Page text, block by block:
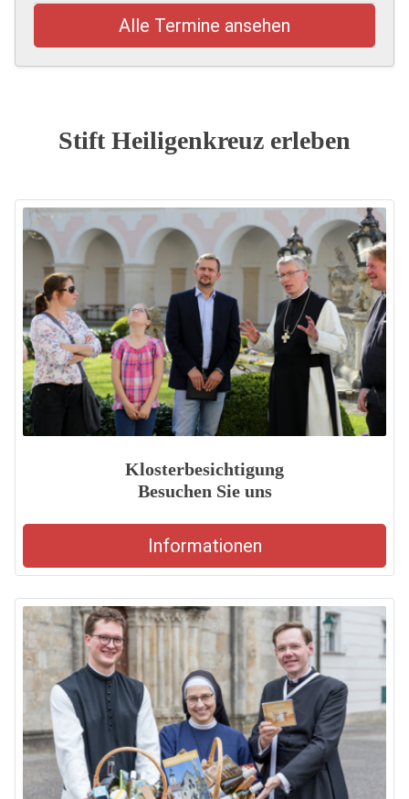
Alle Termine ansehen
Stift Heiligenkreuz erleben
Klosterbesichtigung
Besuchen Sie uns
Informationen